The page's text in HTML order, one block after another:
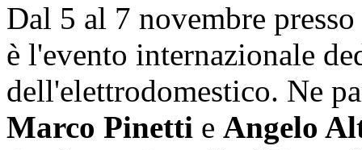
Dal 5 al 7 novembre
è l'evento internazionale
dell'elettrodomestico. Ne
Marco Pinetti e Angelo